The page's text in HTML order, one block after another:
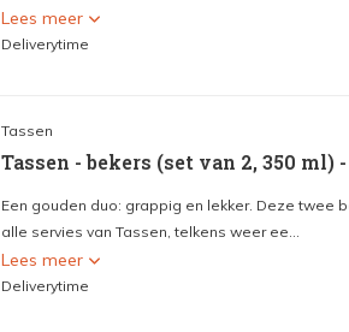
Lees meer
Deliverytime
Tassen
Tassen - bekers (set van 2, 350
Een gouden duo: grappig en lekker. Deze twee
alle servies van Tassen, telkens weer ee...
Lees meer
Deliverytime